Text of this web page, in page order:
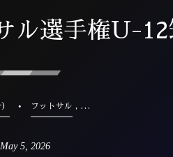
ル選手権U-
フットサル , …
May 5, 2026